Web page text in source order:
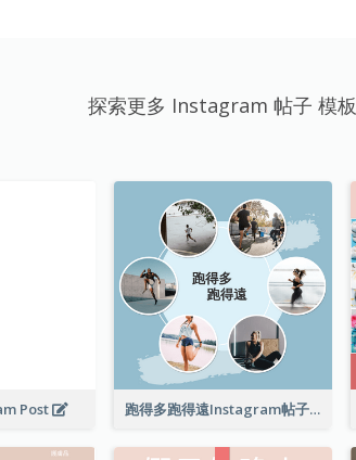
探索更多 Instagram 帖子 模板
Post 跑得多跑得遠Instagram帖子